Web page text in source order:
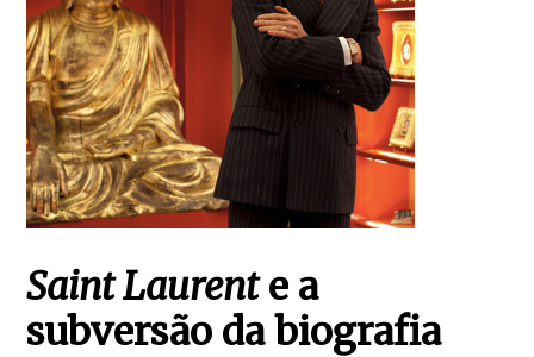
Saint Laurente a
subversão da biografia